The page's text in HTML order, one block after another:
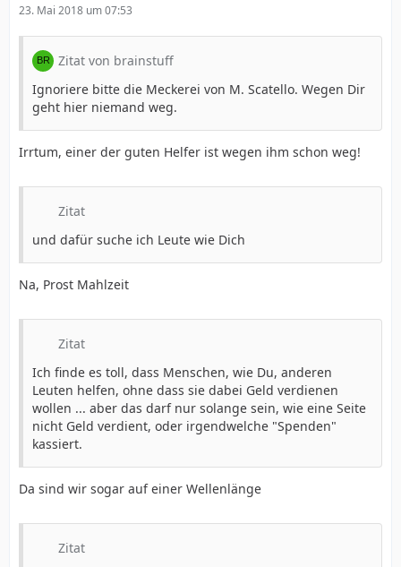
23. Mai 2018 um 07:53
Zitat von brainstuff
Ignoriere bitte die Meckerei von M. Scatello. Wegen Dir
geht hier niemand weg.
Irrtum, einer der guten Helfer ist wegen ihm schon weg!
Zitat
und dafür suche ich Leute wie Dich
Na, Prost Mahlzeit
Zitat
Ich finde es toll, dass Menschen, wie Du, anderen
Leuten helfen, ohne dass sie dabei Geld verdienen
wollen ... aber das darf nur solange sein, wie eine Seite
nicht Geld verdient, oder irgendwelche "Spenden"
kassiert.
Da sind wir sogar auf einer Wellenlänge
Zitat